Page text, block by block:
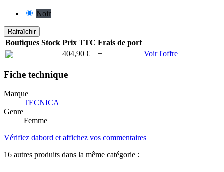
Noir
Boutiques Stock Prix TTC Frais de port
404,90 €
+ Voir l'offre
Fiche technique
Marque
TECNICA
Genre
Femme
Vérifiez dabord et affichez vos commentaires
16 autres produits dans la même catégorie :